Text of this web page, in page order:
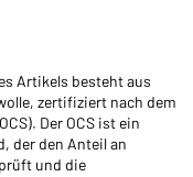
Artikels besteht aus
zertifiziert nach dem
Der OCS ist ein
der den Anteil an
und die